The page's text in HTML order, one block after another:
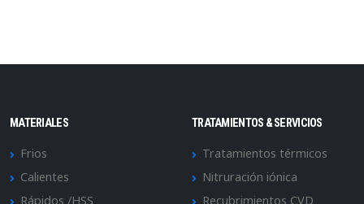
MATERIALES
Frios
Calientes
Rápidos /HSS
TRATAMIENTOS & SERVICIOS
Tratamientos térmicos
Nitruración iónica
Recubrimientos CVD